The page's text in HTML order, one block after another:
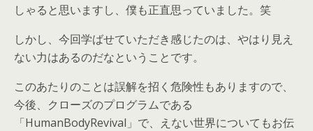
しゃると思いますし、僕も正直思っていました。笑
しかし、今回学ばせていただき感じたのは、やはり見え
ない力はあるのだなということです。
このあたりのことは誤解を招く危険性もありますので、
今後、クローズのプログラムである
「HumanBodyRevival」で、えない世界についてもお伝